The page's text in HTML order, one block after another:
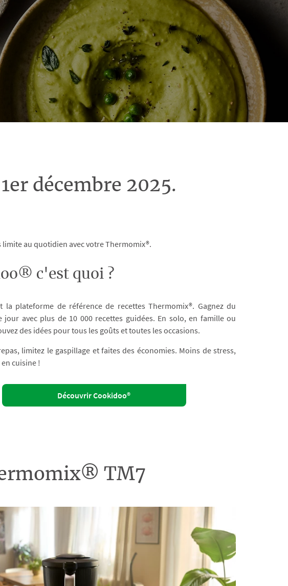
décembre 2025.
au quotidien avec votre Thermomix®.
c'est quoi ?
la plateforme de référence de recettes Thermomix®. Gagnez du
jour avec plus de 10 000 recettes guidées. En solo, en famille ou
des idées pour tous les goûts et toutes les occasions.
limitez le gaspillage et faites des économies. Moins de stress,
cuisine !
Découvrir Cookidoo®
TM7